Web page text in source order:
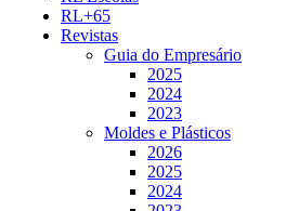
RL+65
Revistas
Guia do Empresário
2025
2024
2023
Moldes e Plásticos
2026
2025
2024